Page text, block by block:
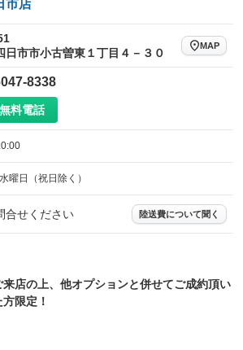
市店
日市市小古曽東１丁目４－３０
MAP
8338
無料電話
曜日（祝日除く）
合せください 陸送費について聞く
来店の上、他オプションと併せてご成約頂い
方限定！